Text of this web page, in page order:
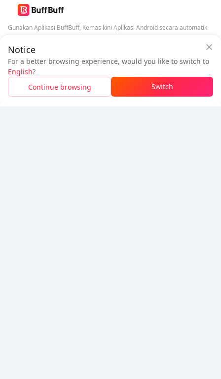
Notice
For a better browsing experience, would you like to switch to
English?
Continue browsing
Switch
Gunakan Aplikasi BuffBuff, Kemas kini Aplikasi Android secara automatik
Ikuti Kami
5% OFF5% OFF